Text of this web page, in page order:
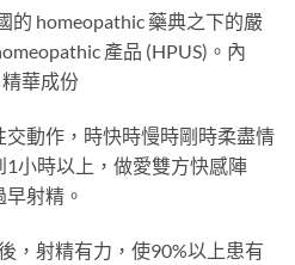
的 homeopathic 藥典之下的嚴
產品 (HPUS)。內
精華成份
動作，時快時慢時剛時柔盡情
小時以上，做愛雙方快感陣
射精。
，射精有力，使90%以上患有